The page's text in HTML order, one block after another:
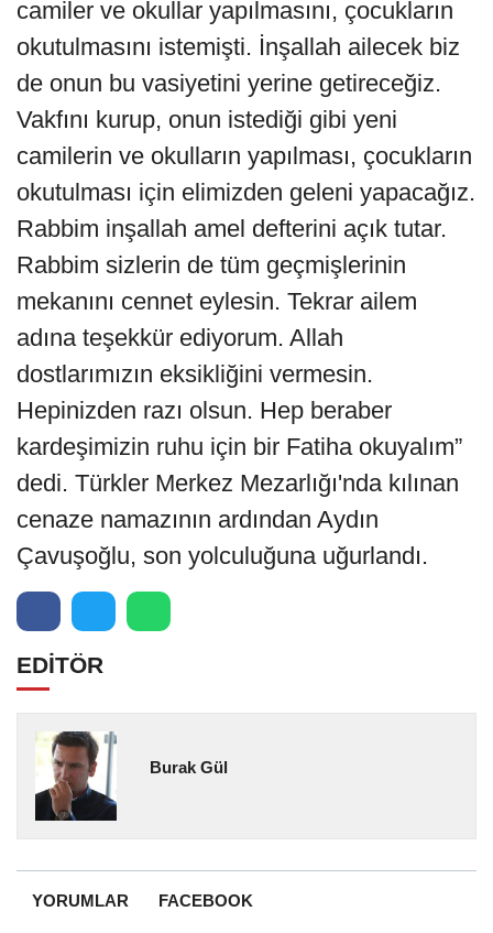
camiler ve okullar yapılmasını, çocukların
okutulmasını istemişti. İnşallah ailecek biz
de onun bu vasiyetini yerine getireceğiz.
Vakfını kurup, onun istediği gibi yeni
camilerin ve okulların yapılması, çocukların
okutulması için elimizden geleni yapacağız.
Rabbim inşallah amel defterini açık tutar.
Rabbim sizlerin de tüm geçmişlerinin
mekanını cennet eylesin. Tekrar ailem
adına teşekkür ediyorum. Allah
dostlarımızın eksikliğini vermesin.
Hepinizden razı olsun. Hep beraber
kardeşimizin ruhu için bir Fatiha okuyalım”
dedi. Türkler Merkez Mezarlığı'nda kılınan
cenaze namazının ardından Aydın
Çavuşoğlu, son yolculuğuna uğurlandı.
EDİTÖR
Burak Gül
YORUMLAR FACEBOOK